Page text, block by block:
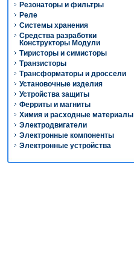
Резонаторы и фильтры
Реле
Системы хранения
Средства разработки
Конструкторы Модули
Тиристоры и симисторы
Транзисторы
Трансформаторы и дроссели
Установочные изделия
Устройства защиты
Ферриты и магниты
Химия и расходные материалы
Электродвигатели
Электронные компоненты
Электронные устройства